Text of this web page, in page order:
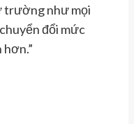
trường như mọi
đổi mức